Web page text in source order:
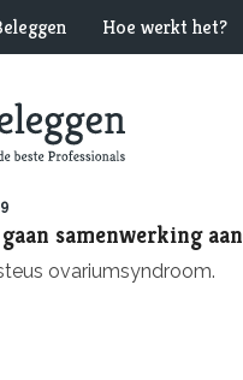
Hoe werkt het?
samenwerking aan
ovariumsyndroom.